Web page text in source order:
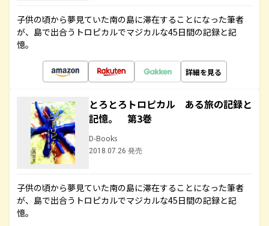
子供の頃から夢見ていた南の島に滞在することになった筆者
が、島で出合うトロピカルでマジカルな45日間の記録と記
憶。
詳細を見る
とろとろトロピカル ある旅の記録と
記憶。 第3巻
D-Books
2018.07.26 発売
子供の頃から夢見ていた南の島に滞在することになった筆者
が、島で出合うトロピカルでマジカルな45日間の記録と記
憶。